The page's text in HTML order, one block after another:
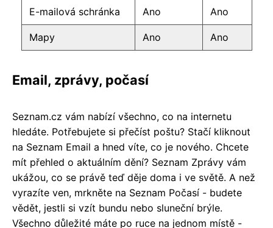
E-mailová schránka Ano Ano
Mapy Ano Ano
Email, zprávy, počasí
Seznam.cz vám nabízí všechno, co na internetu
hledáte. Potřebujete si přečíst poštu? Stačí kliknout
na Seznam Email a hned víte, co je nového. Chcete
mít přehled o aktuálním dění? Seznam Zprávy vám
ukážou, co se právě teď děje doma i ve světě. A než
vyrazíte ven, mrkněte na Seznam Počasí - budete
vědět, jestli si vzít bundu nebo sluneční brýle.
Všechno důležité máte po ruce na jednom místě -